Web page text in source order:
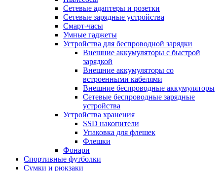
Сетевые адаптеры и розетки
Сетевые зарядные устройства
Смарт-часы
Умные гаджеты
Устройства для беспроводной зарядки
Внешние аккумуляторы с быстрой
зарядкой
Внешние аккумуляторы со
встроенными кабелями
Внешние беспроводные аккумуляторы
Сетевые беспроводные зарядные
устройства
Устройства хранения
SSD накопители
Упаковка для флешек
Флешки
Фонари
Спортивные футболки
Сумки и рюкзаки